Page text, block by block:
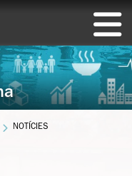
NOTÍCIES